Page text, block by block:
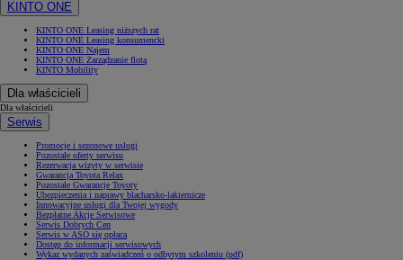
KINTO ONE
KINTO ONE Leasing niższych rat
KINTO ONE Leasing konsumencki
KINTO ONE Najem
KINTO ONE Zarządzanie flotą
KINTO Mobility
Dla właścicieli
Dla właścicieli
Serwis
Promocje i sezonowe usługi
Pozostałe oferty serwisu
Rezerwacja wizyty w serwisie
Gwarancja Toyota Relax
Pozostałe Gwarancje Toyoty
Ubezpieczenia i naprawy blacharsko-lakiernicze
Innowacyjne usługi dla Twojej wygody
Bezpłatne Akcje Serwisowe
Serwis Dobrych Cen
Serwis w ASO się opłaca
Dostęp do informacji serwisowych
Wykaz wydanych zaświadczeń o odbytym szkoleniu (pdf)